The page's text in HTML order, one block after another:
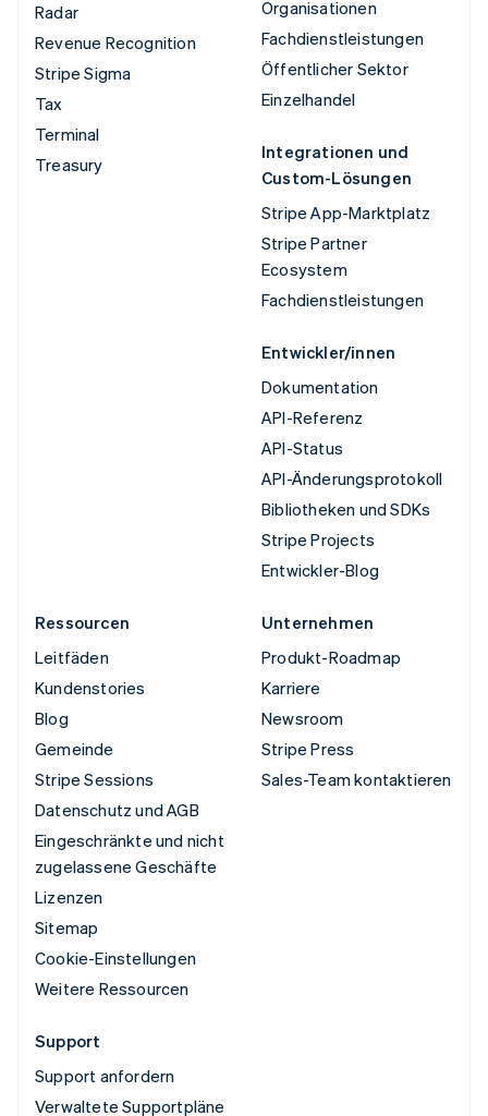
Radar
Revenue Recognition
Stripe Sigma
Tax
Terminal
Treasury
Organisationen
Fachdienstleistungen
Öffentlicher Sektor
Einzelhandel
Integrationen und
Custom-Lösungen
Stripe App-Marktplatz
Stripe Partner
Ecosystem
Fachdienstleistungen
Entwickler/innen
Dokumentation
API-Referenz
API-Status
API-Änderungsprotokoll
Bibliotheken und SDKs
Stripe Projects
Entwickler-Blog
Ressourcen
Leitfäden
Kundenstories
Blog
Gemeinde
Stripe Sessions
Datenschutz und AGB
Eingeschränkte und nicht
zugelassene Geschäfte
Lizenzen
Sitemap
Cookie-Einstellungen
Weitere Ressourcen
Unternehmen
Produkt-Roadmap
Karriere
Newsroom
Stripe Press
Sales-Team kontaktieren
Support
Support anfordern
Verwaltete Supportpläne